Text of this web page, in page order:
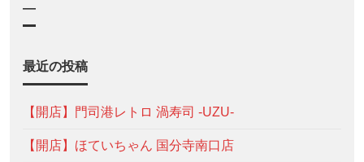
—
最近の投稿
【開店】門司港レトロ 渦寿司 -UZU-
【開店】ほていちゃん 国分寺南口店